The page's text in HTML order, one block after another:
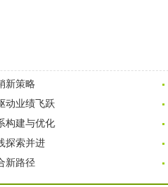
新策略
动业绩飞跃
构建与优化
探索并进
新路径